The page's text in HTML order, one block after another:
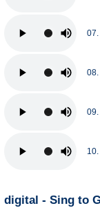
08.
digital - Sing to